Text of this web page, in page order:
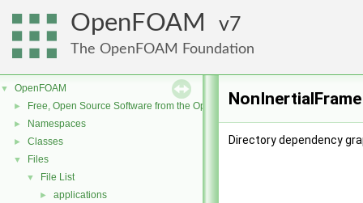
OpenFOAM 7
The OpenFOAM Foundation
▼ OpenFOAM
► Free, Open Source Software from the OpenFOAM Foundation
► Namespaces
► Classes
▼ Files
▼ File List
► applications
Directory dependency